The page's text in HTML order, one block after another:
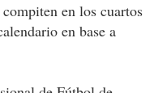
en los cuartos
en base a